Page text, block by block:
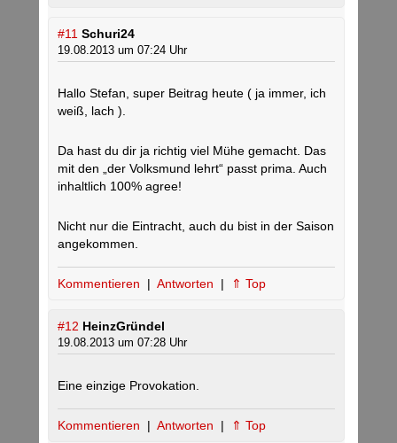
#11 Schuri24
19.08.2013 um 07:24 Uhr
Hallo Stefan, super Beitrag heute ( ja immer, ich
weiß, lach ).
Da hast du dir ja richtig viel Mühe gemacht. Das
mit den „der Volksmund lehrt“ passt prima. Auch
inhaltlich 100% agree!
Nicht nur die Eintracht, auch du bist in der Saison
angekommen.
Kommentieren | Antworten | ⇑ Top
#12 HeinzGründel
19.08.2013 um 07:28 Uhr
Eine einzige Provokation.
Kommentieren | Antworten | ⇑ Top